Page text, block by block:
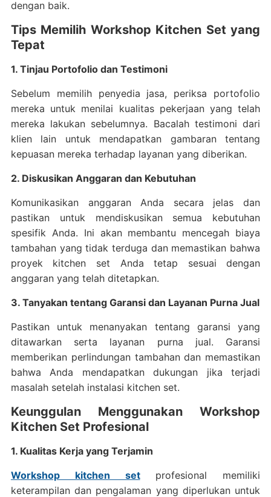
dengan baik.
Tips Memilih Workshop Kitchen Set yang
Tepat
1. Tinjau Portofolio dan Testimoni
Sebelum memilih penyedia jasa, periksa portofolio
mereka untuk menilai kualitas pekerjaan yang telah
mereka lakukan sebelumnya. Bacalah testimoni dari
klien lain untuk mendapatkan gambaran tentang
kepuasan mereka terhadap layanan yang diberikan.
2. Diskusikan Anggaran dan Kebutuhan
Komunikasikan anggaran Anda secara jelas dan
pastikan untuk mendiskusikan semua kebutuhan
spesifik Anda. Ini akan membantu mencegah biaya
tambahan yang tidak terduga dan memastikan bahwa
proyek kitchen set Anda tetap sesuai dengan
anggaran yang telah ditetapkan.
3. Tanyakan tentang Garansi dan Layanan Purna Jual
Pastikan untuk menanyakan tentang garansi yang
ditawarkan serta layanan purna jual. Garansi
memberikan perlindungan tambahan dan memastikan
bahwa Anda mendapatkan dukungan jika terjadi
masalah setelah instalasi kitchen set.
Keunggulan Menggunakan Workshop
Kitchen Set Profesional
1. Kualitas Kerja yang Terjamin
Workshop kitchen setprofesional memiliki
keterampilan dan pengalaman yang diperlukan untuk